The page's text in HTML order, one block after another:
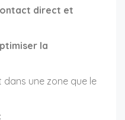
direct et
la
une zone que le